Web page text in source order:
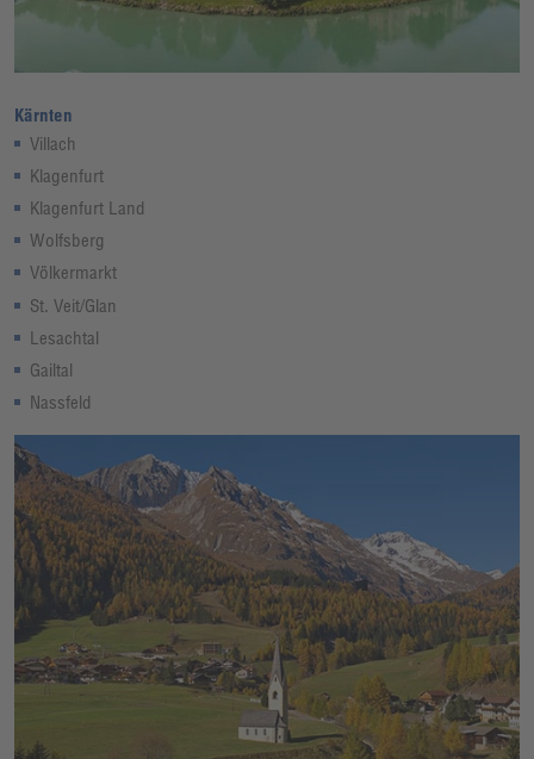
Kärnten
Villach
Klagenfurt
Klagenfurt Land
Wolfsberg
Völkermarkt
St. Veit/Glan
Lesachtal
Gailtal
Nassfeld